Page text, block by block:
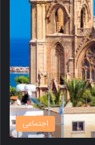
اجتماعی